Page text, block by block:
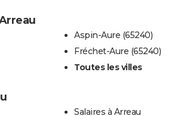
Aspin-Aure (65240)
Fréchet-Aure (65240)
Toutes les villes
Salaires à Arreau